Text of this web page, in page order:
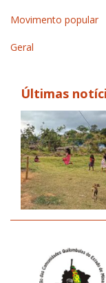
Movimento popular
Geral
Últimas